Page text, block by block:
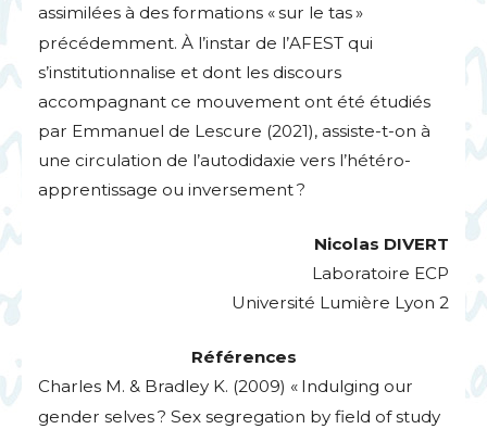
assimilées à des formations «sur le tas»
précédemment. À l’instar de l’AFEST qui
s’institutionnalise et dont les discours
accompagnant ce mouvement ont été étudiés
par Emmanuel de Lescure (2021), assiste-t-on à
une circulation de l’autodidaxie vers l’hétéro-
apprentissage ou inversement?
Nicolas DIVERT
Laboratoire ECP
Université Lumière Lyon 2
Références
Charles M. & Bradley K. (2009) « Indulging our
gender selves? Sex segregation by field of study